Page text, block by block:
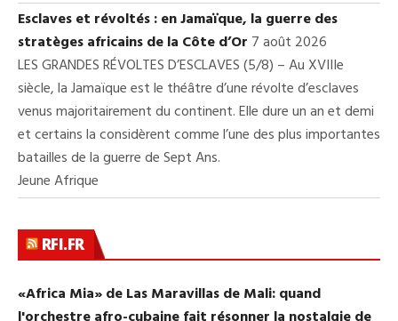
Esclaves et révoltés : en Jamaïque, la guerre des
stratèges africains de la Côte d’Or 7 août 2026
LES GRANDES RÉVOLTES D’ESCLAVES (5/8) – Au XVIIIe
siècle, la Jamaïque est le théâtre d’une révolte d’esclaves
venus majoritairement du continent. Elle dure un an et demi
et certains la considèrent comme l’une des plus importantes
batailles de la guerre de Sept Ans.
Jeune Afrique
RFI.FR
«Africa Mia» de Las Maravillas de Mali: quand